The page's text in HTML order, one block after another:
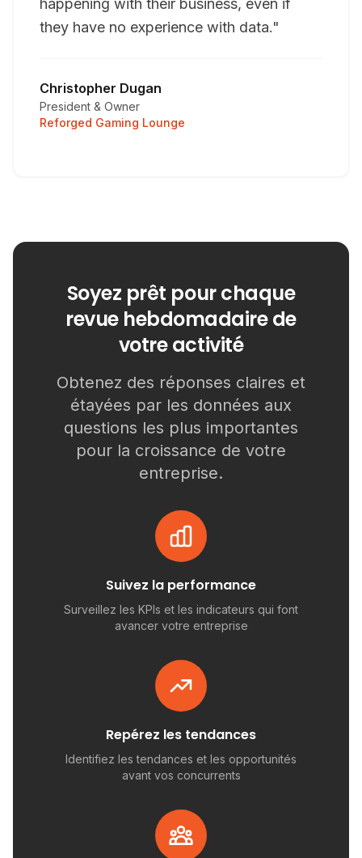
happening with their business, even if
they have no experience with data."
Christopher Dugan
President & Owner
Reforged Gaming Lounge
Soyez prêt pour chaque
revue hebdomadaire de
votre activité
Obtenez des réponses claires et
étayées par les données aux
questions les plus importantes
pour la croissance de votre
entreprise.
Suivez la performance
Surveillez les KPIs et les indicateurs qui font
avancer votre entreprise
Repérez les tendances
Identifiez les tendances et les opportunités
avant vos concurrents